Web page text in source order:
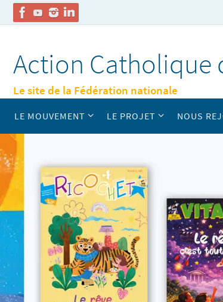
contenu
Action Catholique
Le site de la Fédération nationale
contenu
LE MOUVEMENT LE PROJET NOUS